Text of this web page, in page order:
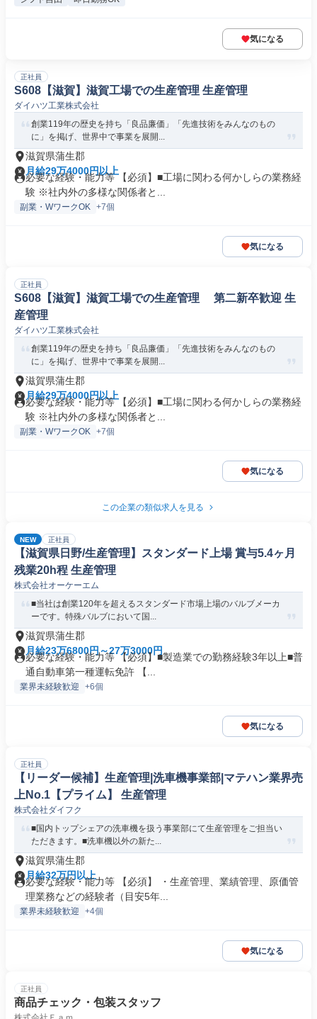
気になる
正社員
S608【滋賀】滋賀工場での生産管理 生産管理
ダイハツ工業株式会社
創業119年の歴史を持ち「良品廉価」「先進技術をみんなのもの
に」を掲げ、世界中で事業を展開...
滋賀県蒲生郡
月給29万4000円以上
必要な経験・能力等 【必須】■工場に関わる何かしらの業務経
験 ※社内外の多様な関係者と...
副業・WワークOK +7個
気になる
正社員
S608【滋賀】滋賀工場での生産管理 第二新卒歓迎 生
産管理
ダイハツ工業株式会社
創業119年の歴史を持ち「良品廉価」「先進技術をみんなのもの
に」を掲げ、世界中で事業を展開...
滋賀県蒲生郡
月給29万4000円以上
必要な経験・能力等 【必須】■工場に関わる何かしらの業務経
験 ※社内外の多様な関係者と...
副業・WワークOK +7個
気になる
この企業の類似求人を見る
NEW 正社員
【滋賀県日野/生産管理】スタンダード上場 賞与5.4ヶ月
残業20h程 生産管理
株式会社オーケーエム
■当社は創業120年を超えるスタンダード市場上場のバルブメーカ
ーです。特殊バルブにおいて国...
滋賀県蒲生郡
月給23万6800円～27万3000円
必要な経験・能力等 【必須】■製造業での勤務経験3年以上■普
通自動車第一種運転免許 【...
業界未経験歓迎 +6個
気になる
正社員
【リーダー候補】生産管理|洗車機事業部|マテハン業界売
上No.1【プライム】 生産管理
株式会社ダイフク
■国内トップシェアの洗車機を扱う事業部にて生産管理をご担当い
ただきます。■洗車機以外の新た...
滋賀県蒲生郡
月給32万円以上
必要な経験・能力等 【必須】 ・生産管理、業績管理、原価管
理業務などの経験者（目安5年...
業界未経験歓迎 +4個
気になる
正社員
商品チェック・包装スタッフ